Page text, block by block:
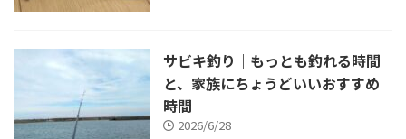
サビキ釣り｜もっとも釣れる時間
と、家族にちょうどいいおすすめ
時間
2026/6/28